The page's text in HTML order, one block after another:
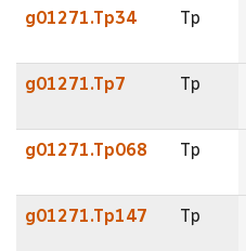
g01271.Tp34 Tp
g01271.Tp7 Tp
g01271.Tp068 Tp
g01271.Tp147 Tp